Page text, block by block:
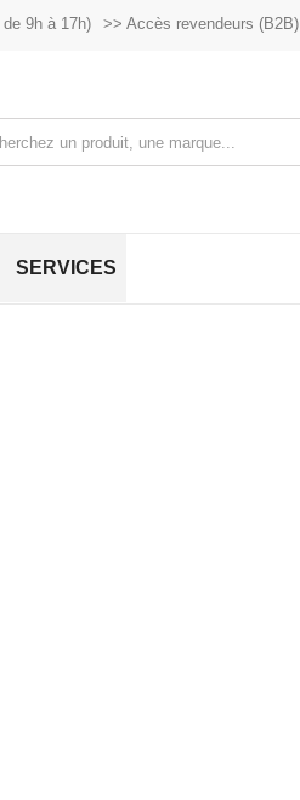
9h à 17h) >> Accès revendeurs (B2B)
SERVICES